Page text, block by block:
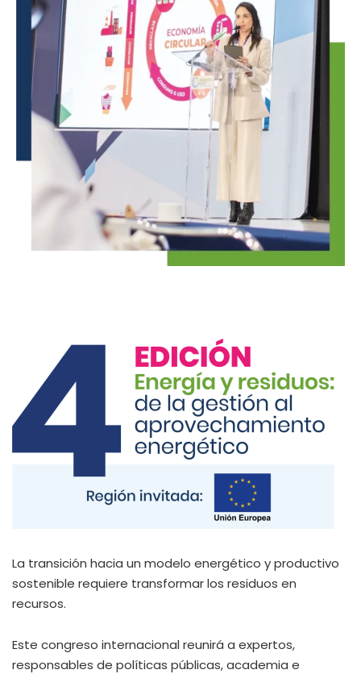
La transición hacia un modelo energético y productivo
sostenible requiere transformar los residuos en
recursos.
Este congreso internacional reunirá a expertos,
responsables de políticas públicas, academia e